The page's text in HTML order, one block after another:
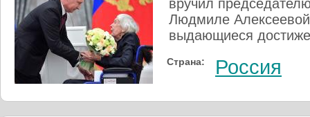
вручил
Людмиле
выдающиеся
Страна: Россия